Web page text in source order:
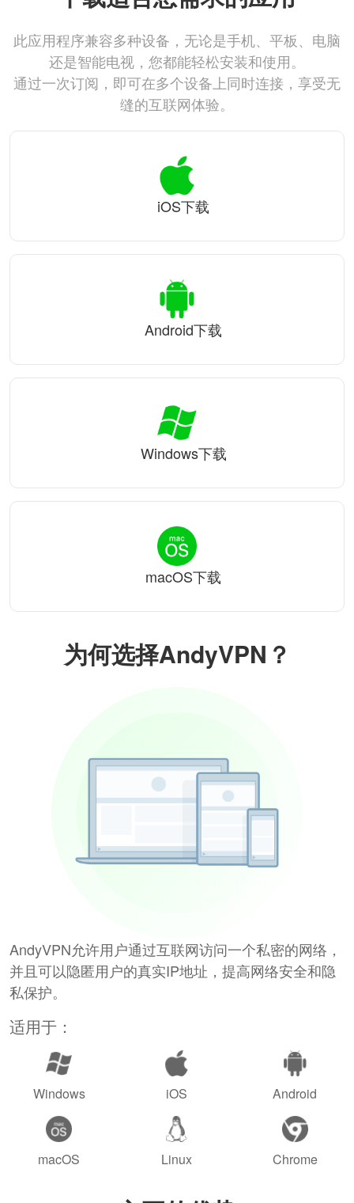
为何选择AndyVPN？
AndyVPN允许用户通过互联网访问一个私密的网络，
并且可以隐匿用户的真实IP地址，提高网络安全和隐
私保护。
适用于：
Windows iOS Android
macOS Linux Chrome
此应用程序兼容多种设备，无论是手机、平板、电脑
还是智能电视，您都能轻松安装和使用。
通过一次订阅，即可在多个设备上同时连接，享受无
缝的互联网体验。
iOS下载
Android下载
Windows下载
macOS下载